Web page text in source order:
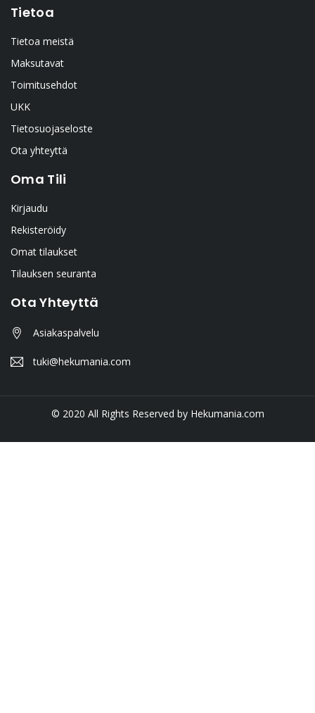
Tietoa
Tietoa meistä
Maksutavat
Toimitusehdot
UKK
Tietosuojaseloste
Ota yhteyttä
Oma Tili
Kirjaudu
Rekisteröidy
Omat tilaukset
Tilauksen seuranta
Ota Yhteyttä
Asiakaspalvelu
tuki@hekumania.com
© 2020 All Rights Reserved by Hekumania.com